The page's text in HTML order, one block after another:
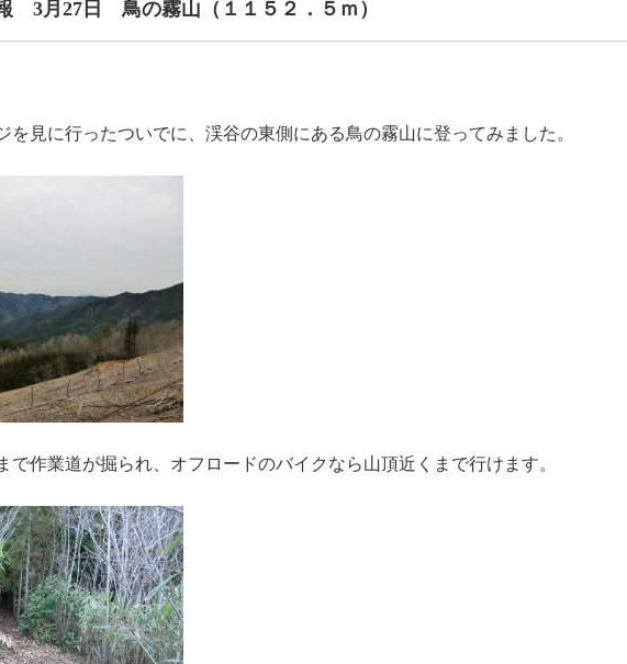
3月27日 鳥の霧山（１１５２．５ｍ）
を見に行ったついでに、渓谷の東側にある鳥の霧山に登ってみました。
で作業道が掘られ、オフロードのバイクなら山頂近くまで行けます。